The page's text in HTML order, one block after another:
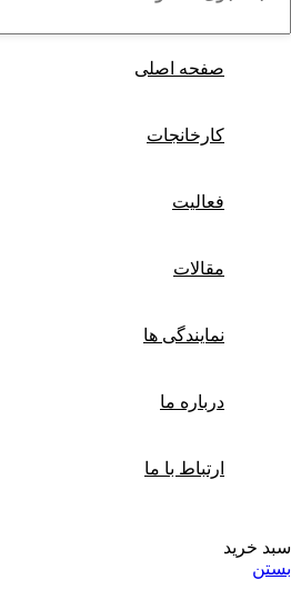
صفحه اصلی
کارخانجات
فعالیت
مقالات
نمایندگی ها
درباره ما
ارتباط با ما
سبد خرید
بستن